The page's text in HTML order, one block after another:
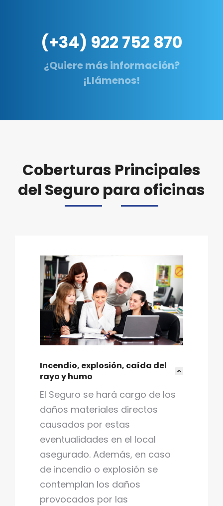
(+34) 922 752 870
¿Quiere más información?
¡Llámenos!
Coberturas Principales
del Seguro para oficinas
Incendio, explosión, caída del
rayo y humo
El Seguro se hará cargo de los
daños materiales directos
causados por estas
eventualidades en el local
asegurado. Además, en caso
de incendio o explosión se
contemplan los daños
provocados por las